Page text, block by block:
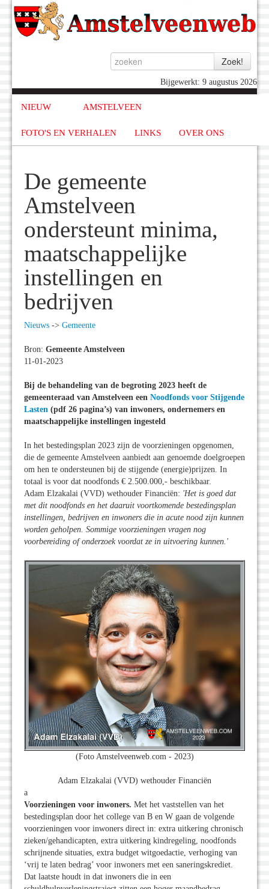
Bijgewerkt: 9 augustus 2026
NIEUW AMSTELVEEN
FOTO'S EN VERHALEN LINKS OVER ONS
De gemeente
Amstelveen
ondersteunt minima,
maatschappelijke
instellingen en
bedrijven
Nieuws -> Gemeente
Bron: Gemeente Amstelveen
11-01-2023
Bij de behandeling van de begroting 2023 heeft de
gemeenteraad van Amstelveen een Noodfonds voor Stijgende
Lasten (pdf 26 pagina’s) van inwoners, ondernemers en
maatschappelijke instellingen ingesteld
In het bestedingsplan 2023 zijn de voorzieningen opgenomen,
die de gemeente Amstelveen aanbiedt aan genoemde doelgroepen
om hen te ondersteunen bij de stijgende (energie)prijzen. In
totaal is voor dat noodfonds € 2.500.000,- beschikbaar.
Adam Elzakalai (VVD) wethouder Financiën: 'Het is goed dat
met dit noodfonds en het daaruit voortkomende bestedingsplan
instellingen, bedrijven en inwoners die in acute nood zijn kunnen
worden geholpen. Sommige voorzieningen vragen nog
voorbereiding of onderzoek voordat ze in uitvoering kunnen.'
(Foto Amstelveenweb.com - 2023)
Adam Elzakalai (VVD) wethouder Financiën
a
Voorzieningen voor inwoners. Met het vaststellen van het
bestedingsplan door het college van B en W gaan de volgende
voorzieningen voor inwoners direct in: extra uitkering chronisch
zieken/gehandicapten, extra uitkering kindregeling, noodfonds
schrijnende situaties, extra budget witgoedactie, verhoging van
‘vrij te laten bedrag’ voor inwoners met een saneringskrediet.
Dat laatste houdt in dat inwoners die in een